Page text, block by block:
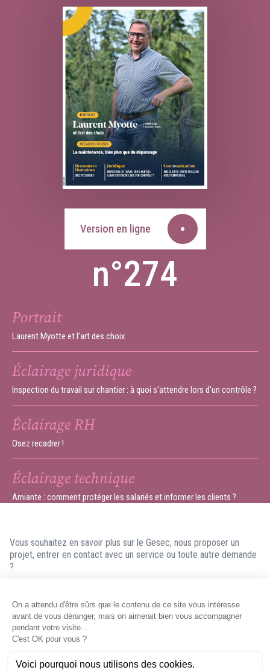
Version en ligne
n°274
Portrait
Laurent Myotte et l’art des choix
Éclairage juridique
Inspection du travail sur chantier : à quoi s'attendre lors d'un contrôle ?
Éclairage RH
Osez recadrer !
Éclairage technique
Amiante : comment protéger les salariés et informer les clients ?
Vous souhaitez en savoir plus sur le Gesec, nous proposer un
projet, entrer en contact avec un service ou toute autre demande
?
répondre dans les meilleurs délais.